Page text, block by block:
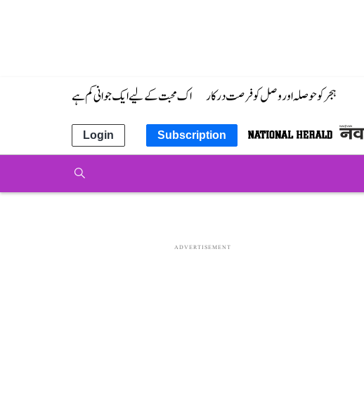
ہجر کو حوصلہ اور وصل کو فرصت درکار اک محبت کے لیے ایک جوانی کم ہے
Subscription
Login
ADVERTISEMENT